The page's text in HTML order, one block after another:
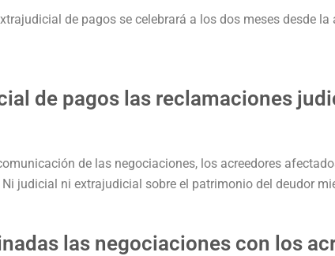
de pagos se celebrará a los dos meses desde
de pagos las reclamaciones
de las negociaciones, los acreedores
judicial ni extrajudicial sobre el patrimonio del deudor
las negociaciones con los